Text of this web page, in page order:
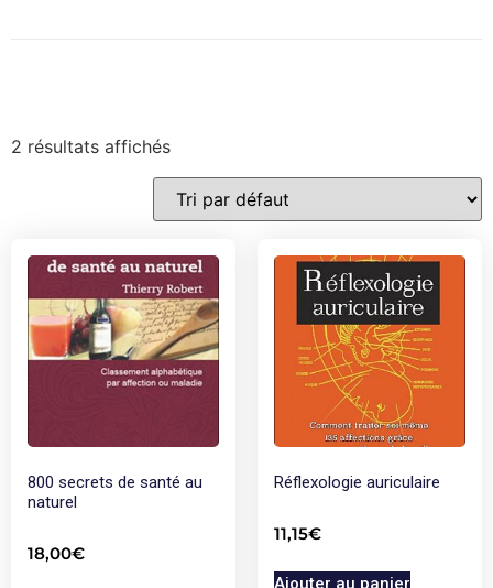
2 résultats affichés
800 secrets de santé au
naturel
18,00€
Réflexologie auriculaire
11,15€
Ajouter au panier